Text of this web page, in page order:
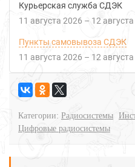
Курьерская служба СДЭК
11 августа 2026 – 12
Пункты самовывоза СДЭК
11 августа 2026 – 12
Категории: Радиосистемы
Цифровые радиосистемы